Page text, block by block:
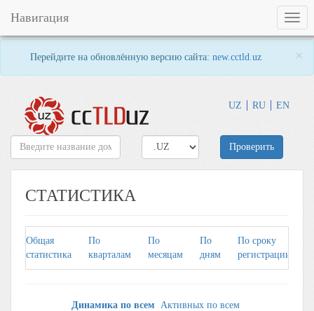
Перейдите на обновлённую версию сайта: new.cctld.uz ×
UZ RU EN
Навигация
Проверить
СТАТИСТИКА
Общая
статистика
По
кварталам
По
месяцам
По
дням
По сроку
регистрации
Динамика по всем Активных по всем